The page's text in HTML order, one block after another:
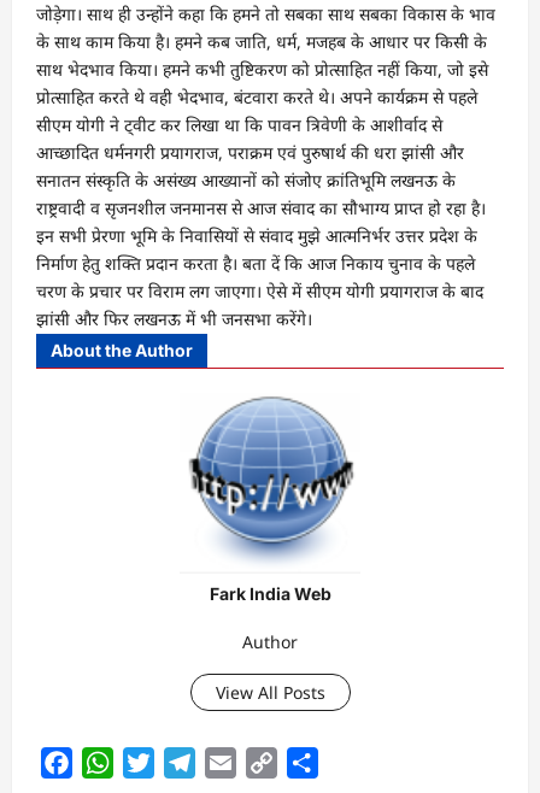
जोड़ेगा। साथ ही उन्होंने कहा कि हमने तो सबका साथ सबका विकास के भाव
के साथ काम किया है। हमने कब जाति, धर्म, मजहब के आधार पर किसी के
साथ भेदभाव किया। हमने कभी तुष्टिकरण को प्रोत्साहित नहीं किया, जो इसे
प्रोत्साहित करते थे वही भेदभाव, बंटवारा करते थे। अपने कार्यक्रम से पहले
सीएम योगी ने ट्वीट कर लिखा था कि पावन त्रिवेणी के आशीर्वाद से
आच्छादित धर्मनगरी प्रयागराज, पराक्रम एवं पुरुषार्थ की धरा झांसी और
सनातन संस्कृति के असंख्य आख्यानों को संजोए क्रांतिभूमि लखनऊ के
राष्ट्रवादी व सृजनशील जनमानस से आज संवाद का सौभाग्य प्राप्त हो रहा है।
इन सभी प्रेरणा भूमि के निवासियों से संवाद मुझे आत्मनिर्भर उत्तर प्रदेश के
निर्माण हेतु शक्ति प्रदान करता है। बता दें कि आज निकाय चुनाव के पहले
चरण के प्रचार पर विराम लग जाएगा। ऐसे में सीएम योगी प्रयागराज के बाद
झांसी और फिर लखनऊ में भी जनसभा करेंगे।
About the Author
Fark India Web
Author
View All Posts
FacebookWhatsAppTwitterTelegram
Email
Copy